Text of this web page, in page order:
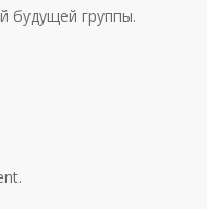
будущей группы.